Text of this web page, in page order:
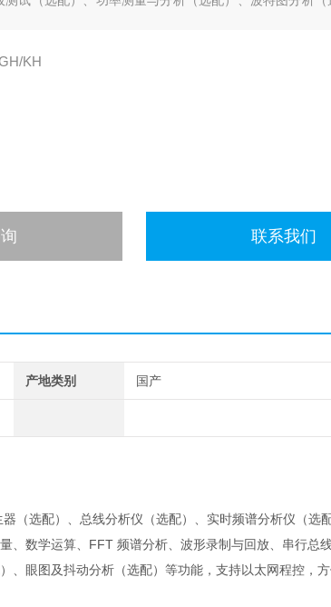
KH
联系我们
产地类别 国产
（选配）、总线分析仪（选配）、实时频谱分析仪（选
数学运算、FFT 频谱分析、波形录制与回放、串行总线
、眼图及抖动分析（选配）等功能，支持以太网程控，